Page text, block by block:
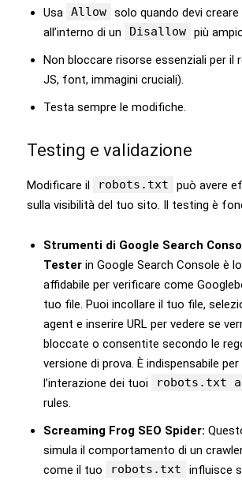
Usa Allow solo quando devi creare
all’interno di un
Disallow più
Non bloccare risorse essenziali per il
JS, font, immagini cruciali).
Testa sempre le modifiche.
Testing e validazione
Modificare il robots.txt
può avere
sulla visibilità del tuo sito. Il testing è
Strumenti di Google Search
Tester in Google Search Console è
affidabile per verificare come
tuo file. Puoi incollare il tuo file,
agent e inserire URL per vedere se
bloccate o consentite secondo le
versione di prova. È indispensabile
l’interazione dei tuoi
robots.txt
rules.
Screaming Frog SEO Spider:
simula il comportamento di un
come il tuo
robots.txt
influisce